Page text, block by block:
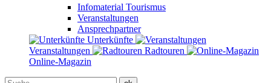
Infomaterial Tourismus
Veranstaltungen
Ansprechpartner
Unterkünfte
Veranstaltungen
Radtouren
Online-Magazin